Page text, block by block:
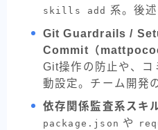
skills add
系。後述
Git Guardrails /
Commit（
Git操作の防止や、コ
動設定。チーム開発
依存関係監査系スキ
package.json や